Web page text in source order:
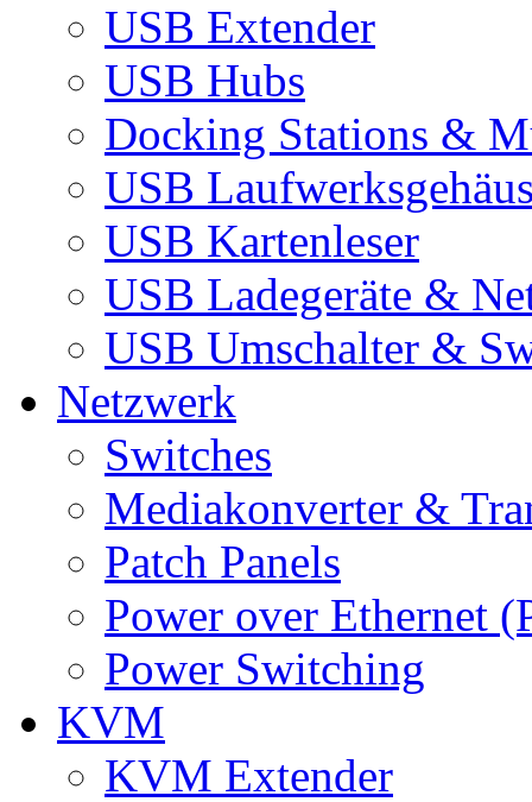
USB Extender
USB Hubs
Docking Stations &
USB
USB Kartenleser
USB Ladegeräte &
USB Umschalter &
Netzwerk
Switches
Mediakonverter &
Patch Panels
Power over Ethernet
Power Switching
KVM
KVM Extender